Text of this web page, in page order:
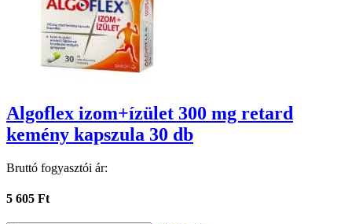
Algoflex izom+ízület 300 mg retard
kemény kapszula 30 db
Bruttó fogyasztói ár:
5 605 Ft